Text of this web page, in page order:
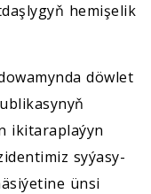
hemişelik
döwlet
ikitaraplaýyn
syýasy-
ünsi